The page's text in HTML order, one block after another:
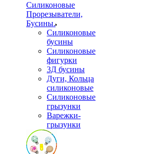
Силиконовые
Прорезыватели,
Бусины.
Силиконовые
бусины
Силиконовые
фигурки
3Д бусины
Дуги, Кольца
силиконовые
Силиконовые
грызунки
Варежки-
грызунки